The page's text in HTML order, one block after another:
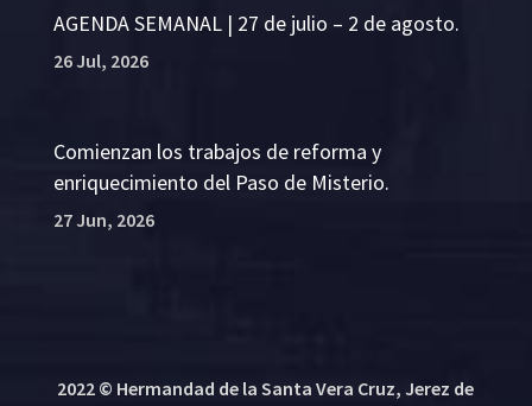
AGENDA SEMANAL | 27 de julio – 2 de agosto.
26 Jul, 2026
Comienzan los trabajos de reforma y
enriquecimiento del Paso de Misterio.
27 Jun, 2026
2022 © Hermandad de la Santa Vera Cruz, Jerez de